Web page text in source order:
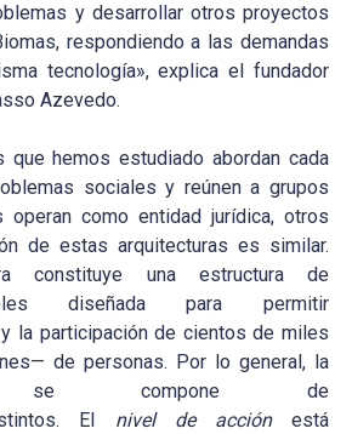
y desarrollar otros proyectos
respondiendo a las demandas
tecnología», explica el fundador
Azevedo.
que hemos estudiado abordan cada
sociales y reúnen a grupos
operan como entidad jurídica, otros
de estas arquitecturas es similar.
constituye una estructura de
diseñada para permitir
la participación de cientos de miles
de personas. Por lo general, la
se compone de
El nivel de acciónestá